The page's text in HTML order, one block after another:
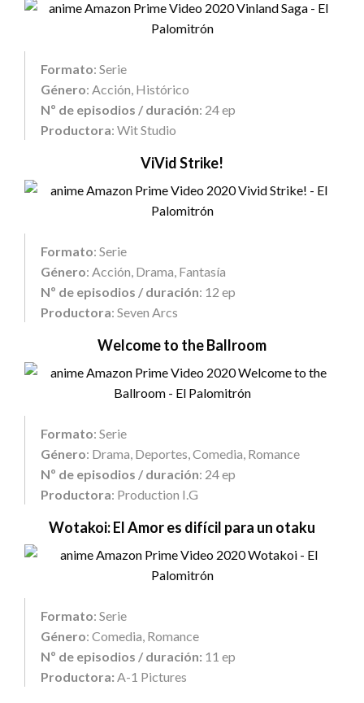
Formato: Serie
Género: Acción, Histórico
Nº de episodios / duración: 24 ep
Productora: Wit Studio
ViVid Strike!
Formato: Serie
Género: Acción, Drama, Fantasía
Nº de episodios / duración: 12 ep
Productora: Seven Arcs
Welcome to the Ballroom
Formato: Serie
Género: Drama, Deportes, Comedia, Romance
Nº de episodios / duración: 24 ep
Productora: Production I.G
Wotakoi: El Amor es difícil para un otaku
Formato: Serie
Género: Comedia, Romance
Nº de episodios / duración: 11 ep
Productora: A-1 Pictures